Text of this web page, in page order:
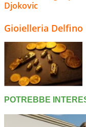
Djokovic
Gioielleria Delfino